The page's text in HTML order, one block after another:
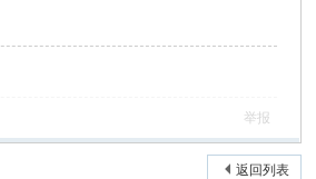
举报
返回列表